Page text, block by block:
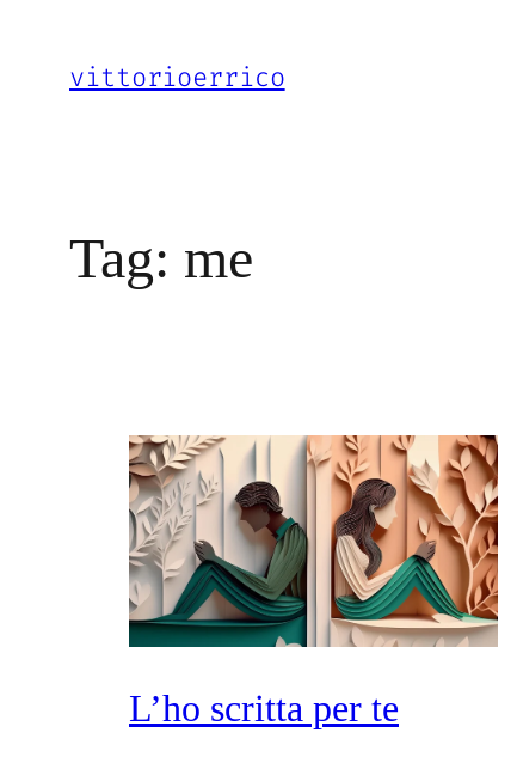
contenuto
vittorioerrico
Tag: me
L’ho scritta per te